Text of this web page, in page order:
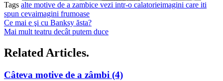
Tags alte motive de a zambice vezi intr-o calatorieimagini care iti
spun cevaimagini frumoase
Ce mai e şi cu Banksy ăsta?
Mai mult teatru decât putem duce
Related Articles.
Câteva motive de a zâmbi (4)